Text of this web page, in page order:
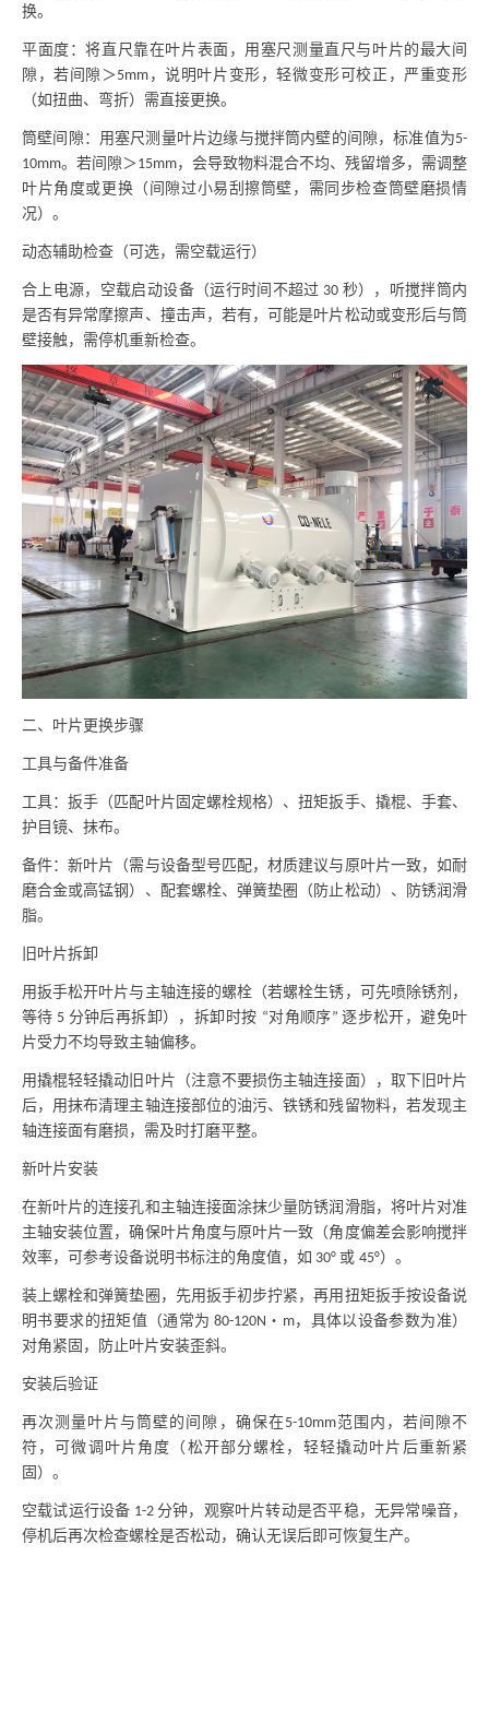
换。
平面度：将直尺靠在叶片表面，用塞尺测量直尺与叶片的最大间
隙，若间隙＞5mm ，说明叶片变形，轻微变形可校正，严重变形
（如扭曲、弯折）需直接更换。
筒壁间隙：用塞尺测量叶片边缘与搅拌筒内壁的间隙，标准值为5-
10mm。若间隙＞15mm，会导致物料混合不均、残留增多，需调整
叶片角度或更换（间隙过小易刮擦筒壁，需同步检查筒壁磨损情
况）。
动态辅助检查（可选，需空载运行）
合上电源，空载启动设备（运行时间不超过 30 秒），听搅拌筒内
是否有异常摩擦声、撞击声，若有，可能是叶片松动或变形后与筒
壁接触，需停机重新检查。
二、叶片更换步骤
工具与备件准备
工具：扳手（匹配叶片固定螺栓规格）、扭矩扳手、撬棍、手套、
护目镜、抹布。
备件：新叶片（需与设备型号匹配，材质建议与原叶片一致，如耐
磨合金或高锰钢）、配套螺栓、弹簧垫圈（防止松动）、防锈润滑
脂。
旧叶片拆卸
用扳手松开叶片与主轴连接的螺栓（若螺栓生锈，可先喷除锈剂，
等待 5 分钟后再拆卸），拆卸时按 “对角顺序”逐步松开，避免叶
片受力不均导致主轴偏移。
用撬棍轻轻撬动旧叶片（注意不要损伤主轴连接面），取下旧叶片
后，用抹布清理主轴连接部位的油污、铁锈和残留物料，若发现主
轴连接面有磨损，需及时打磨平整。
新叶片安装
在新叶片的连接孔和主轴连接面涂抹少量防锈润滑脂，将叶片对准
主轴安装位置，确保叶片角度与原叶片一致（角度偏差会影响搅拌
效率，可参考设备说明书标注的角度值，如 30° 或 45°）。
装上螺栓和弹簧垫圈，先用扳手初步拧紧，再用扭矩扳手按设备说
明书要求的扭矩值（通常为 80-120N ・ m，具体以设备参数为准）
对角紧固，防止叶片安装歪斜。
安装后验证
再次测量叶片与筒壁的间隙，确保在5-10mm范围内，若间隙不
符，可微调叶片角度（松开部分螺栓，轻轻撬动叶片后重新紧
固）。
空载试运行设备 1-2 分钟，观察叶片转动是否平稳，无异常噪音，
停机后再次检查螺栓是否松动，确认无误后即可恢复生产。